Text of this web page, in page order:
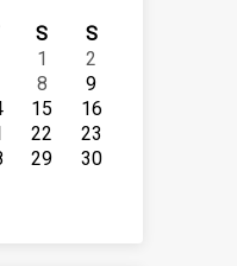
S
S
1
2
8
9
15
16
22
23
29
30